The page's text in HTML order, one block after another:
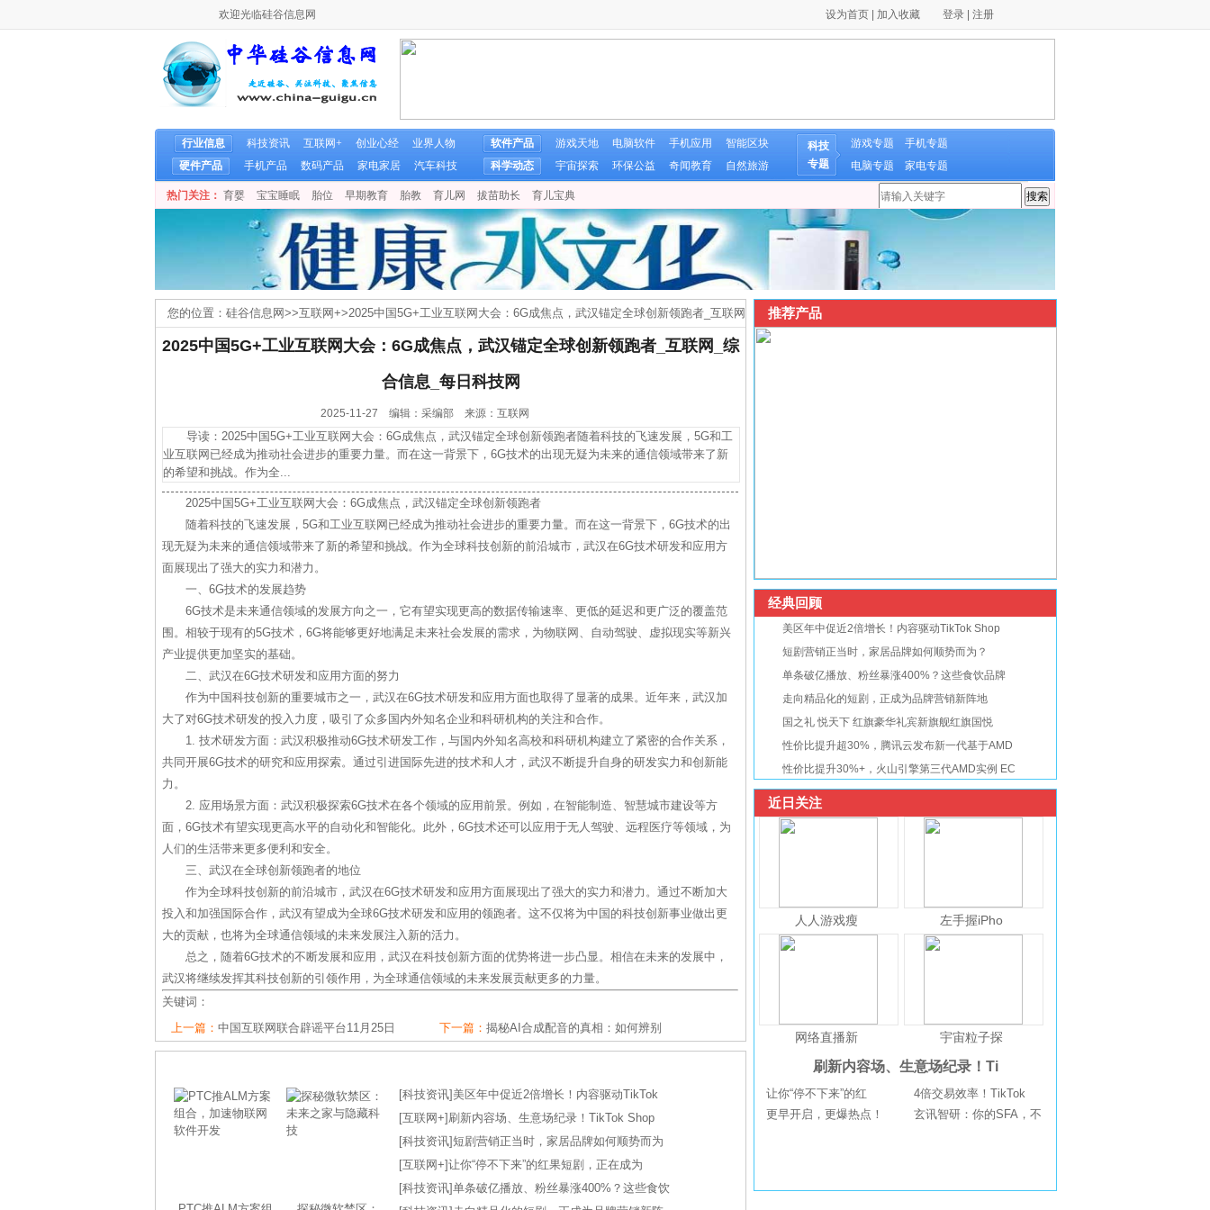
欢迎光临硅谷信息网 设为首页 加入收藏 登录 注册
行业信息 科技资讯 互联网+ 创业心经
业界人物
硬件产品
手机产品 数码产品 家电家居 汽车科技
软件产品 游戏天地 电脑软件 手机应用
智能区块
科学动态
宇宙探索 环保公益 奇闻教育 自然旅游
科技
专题
游戏专题
手机专题
电脑专题
家电专题
热门关注： 育婴 宝宝睡眠 胎位 早期教育 胎教 育儿网 拔苗助长 育儿宝典
您的位置： 硅谷信息网>>互联网+>2025中国5G+工业互联网大会：6G成焦点，武汉锚定全球创新领跑者_互联网
_综合信息_每日科技网
2025中国5G+工业互联网大会：6G成焦点，武汉锚定全球创新领跑者_互联网_综
合信息_每日科技网
2025-11-27 编辑：采编部 来源：互联网
导读：2025中国5G+工业互联网大会：6G成焦点，武汉锚定全球创新领跑者随着科技的飞速发展，5G和工
业互联网已经成为推动社会进步的重要力量。而在这一背景下，6G技术的出现无疑为未来的通信领域带来了新
的希望和挑战。作为全...
2025中国5G+工业互联网大会：6G成焦点，武汉锚定全球创新领跑者
随着科技的飞速发展，5G和工业互联网已经成为推动社会进步的重要力量。而在这一背景下，6G技术的出
现无疑为未来的通信领域带来了新的希望和挑战。作为全球科技创新的前沿城市，武汉在6G技术研发和应用方
面展现出了强大的实力和潜力。
一、6G技术的发展趋势
6G技术是未来通信领域的发展方向之一，它有望实现更高的数据传输速率、更低的延迟和更广泛的覆盖范
围。相较于现有的5G技术，6G将能够更好地满足未来社会发展的需求，为物联网、自动驾驶、虚拟现实等新兴
产业提供更加坚实的基础。
二、武汉在6G技术研发和应用方面的努力
作为中国科技创新的重要城市之一，武汉在6G技术研发和应用方面也取得了显著的成果。近年来，武汉加
大了对6G技术研发的投入力度，吸引了众多国内外知名企业和科研机构的关注和合作。
1. 技术研发方面：武汉积极推动6G技术研发工作，与国内外知名高校和科研机构建立了紧密的合作关系，
共同开展6G技术的研究和应用探索。通过引进国际先进的技术和人才，武汉不断提升自身的研发实力和创新能
力。
2. 应用场景方面：武汉积极探索6G技术在各个领域的应用前景。例如，在智能制造、智慧城市建设等方
面，6G技术有望实现更高水平的自动化和智能化。此外，6G技术还可以应用于无人驾驶、远程医疗等领域，为
人们的生活带来更多便利和安全。
三、武汉在全球创新领跑者的地位
作为全球科技创新的前沿城市，武汉在6G技术研发和应用方面展现出了强大的实力和潜力。通过不断加大
投入和加强国际合作，武汉有望成为全球6G技术研发和应用的领跑者。这不仅将为中国的科技创新事业做出更
大的贡献，也将为全球通信领域的未来发展注入新的活力。
总之，随着6G技术的不断发展和应用，武汉在科技创新方面的优势将进一步凸显。相信在未来的发展中，
武汉将继续发挥其科技创新的引领作用，为全球通信领域的未来发展贡献更多的力量。
关键词：
上一篇： 中国互联网联合辟谣平台11月25日 下一篇： 揭秘AI合成配音的真相：如何辨别
[科技资讯] 美区年中促近2倍增长！内容驱动TikTok
[互联网+] 刷新内容场、生意场纪录！TikTok Shop
[科技资讯]短剧营销正当时，家居品牌如何顺势而为
[互联网+]让你“停不下来”的红果短剧，正在成为
[科技资讯]单条破亿播放、粉丝暴涨400%？这些食饮
推荐产品
经典回顾
美区年中促近2倍增长！内容驱动TikTok Shop
短剧营销正当时，家居品牌如何顺势而为？
单条破亿播放、粉丝暴涨400%？这些食饮品牌
走向精品化的短剧，正成为品牌营销新阵地
国之礼 悦天下 红旗豪华礼宾新旗舰红旗国悦
性价比提升超30%，腾讯云发布新一代基于AMD
性价比提升30%+，火山引擎第三代AMD实例 EC
近日关注
人人游戏瘦 左手握iPho
网络直播新 宇宙粒子探
刷新内容场、生意场纪录！Ti
让你“停不下来”的红
4倍交易效率！TikTok
更早开启，更爆热点！
玄讯智研：你的SFA，不